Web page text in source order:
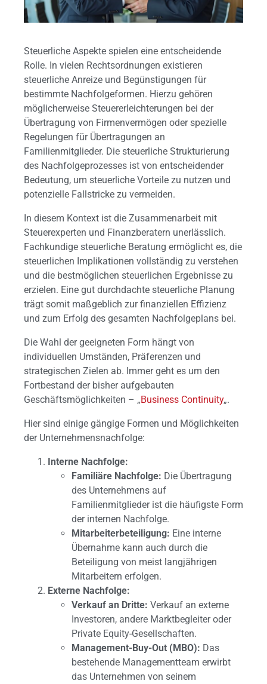
Steuerliche Aspekte spielen eine entscheidende
Rolle. In vielen Rechtsordnungen existieren
steuerliche Anreize und Begünstigungen für
bestimmte Nachfolgeformen. Hierzu gehören
möglicherweise Steuererleichterungen bei der
Übertragung von Firmenvermögen oder spezielle
Regelungen für Übertragungen an
Familienmitglieder. Die steuerliche Strukturierung
des Nachfolgeprozesses ist von entscheidender
Bedeutung, um steuerliche Vorteile zu nutzen und
potenzielle Fallstricke zu vermeiden.
In diesem Kontext ist die Zusammenarbeit mit
Steuerexperten und Finanzberatern unerlässlich.
Fachkundige steuerliche Beratung ermöglicht es, die
steuerlichen Implikationen vollständig zu verstehen
und die bestmöglichen steuerlichen Ergebnisse zu
erzielen. Eine gut durchdachte steuerliche Planung
trägt somit maßgeblich zur finanziellen Effizienz
und zum Erfolg des gesamten Nachfolgeplans bei.
Die Wahl der geeigneten Form hängt von
individuellen Umständen, Präferenzen und
strategischen Zielen ab. Immer geht es um den
Fortbestand der bisher aufgebauten
Geschäftsmöglichkeiten – „Business Continuity„.
Hier sind einige gängige Formen und Möglichkeiten
der Unternehmensnachfolge:
Interne Nachfolge:
Familiäre Nachfolge: Die Übertragung
des Unternehmens auf
Familienmitglieder ist die häufigste Form
der internen Nachfolge.
Mitarbeiterbeteiligung: Eine interne
Übernahme kann auch durch die
Beteiligung von meist langjährigen
Mitarbeitern erfolgen.
Externe Nachfolge:
Verkauf an Dritte: Verkauf an externe
Investoren, andere Marktbegleiter oder
Private Equity-Gesellschaften.
Management-Buy-Out (MBO): Das
bestehende Managementteam erwirbt
das Unternehmen von seinem